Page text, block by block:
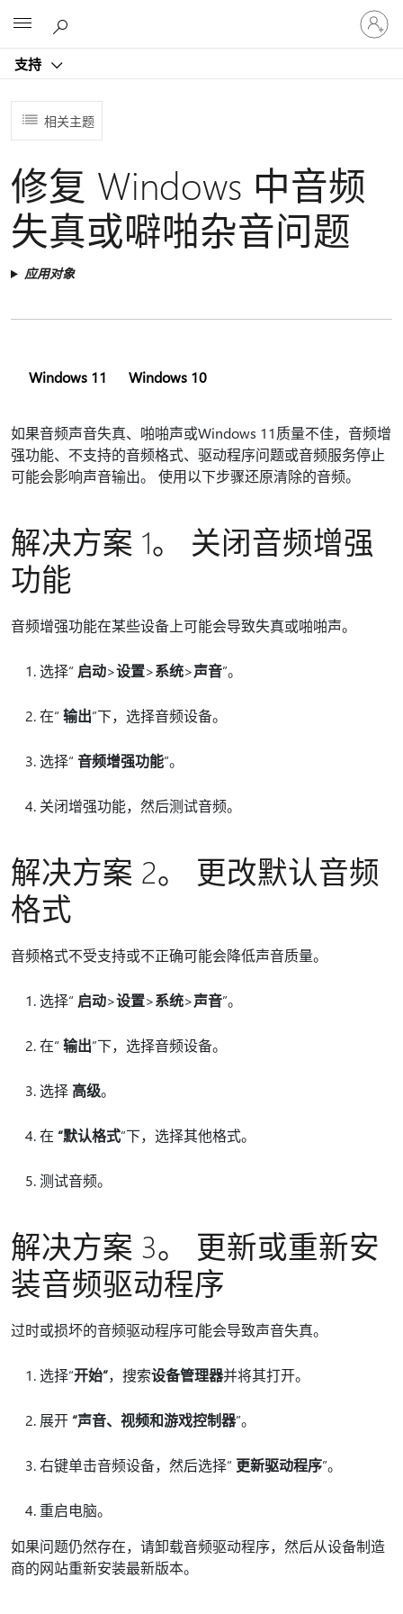
支持
请
登
录
相关主题
修复 Windows 中音频
失真或噼啪杂音问题
应用对象
Windows 11 Windows 10
如果音频声音失真、啪啪声或Windows 11质量不佳，音频增
强功能、不支持的音频格式、驱动程序问题或音频服务停止
可能会影响声音输出。 使用以下步骤还原清除的音频。
解决方案 1。 关闭音频增强
功能
音频增强功能在某些设备上可能会导致失真或啪啪声。
选择“ 启动>设置>系统>声音”。
在“ 输出”下，选择音频设备。
选择“ 音频增强功能”。
关闭增强功能，然后测试音频。
解决方案 2。 更改默认音频
格式
音频格式不受支持或不正确可能会降低声音质量。
选择“ 启动>设置>系统>声音”。
在“ 输出”下，选择音频设备。
选择 高级。
在 “默认格式”下，选择其他格式。
测试音频。
解决方案 3。 更新或重新安
装音频驱动程序
过时或损坏的音频驱动程序可能会导致声音失真。
选择“开始”，搜索设备管理器并将其打开。
展开“声音、视频和游戏控制器”。
右键单击音频设备，然后选择“ 更新驱动程序”。
重启电脑。
如果问题仍然存在，请卸载音频驱动程序，然后从设备制造
商的网站重新安装最新版本。